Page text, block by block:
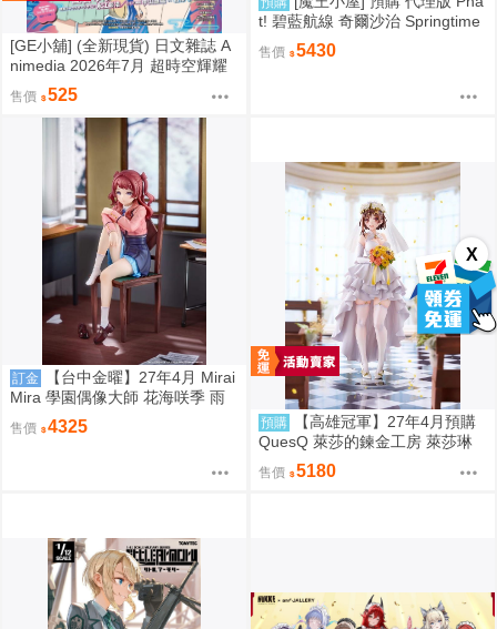
X
[GE小舖] (全新現貨) 日文雜誌 A
nimedia 2026年7月 超時空輝耀
姬! 刀劍亂舞 魔法姊妹露露特莉
莉 海報
售價 525
t! 碧藍航線 奇爾沙治 Springtime
售價 5430
訂金
【台中金曜】27年4月 Mirai
Mira 學園偶像大師 花海咲季 雨
後鳶尾花 特訓前Ver 1/7 1002
售價 4325 預購
【高雄冠軍】27年4月預購
QuesQ 萊莎的鍊金工房 萊莎琳
斯托特 婚紗禮服Ver 1/7 免訂金1
111
售價 5180